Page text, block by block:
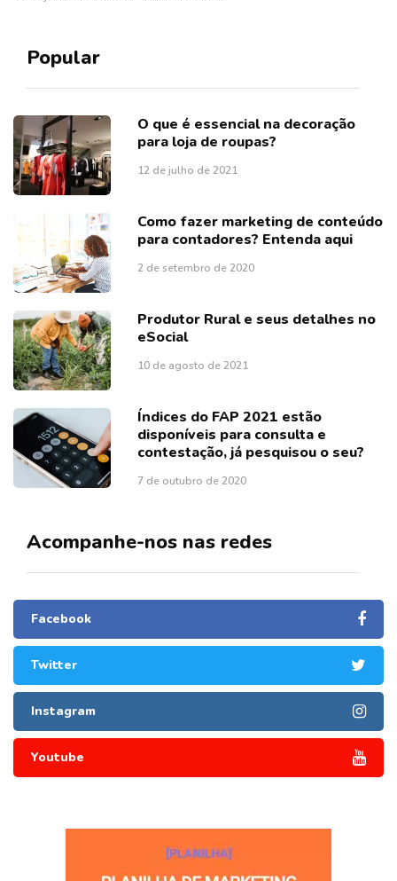
Popular
O que é essencial na decoração
para loja de roupas?
12 de julho de 2021
Como fazer marketing de conteúdo
para contadores? Entenda aqui
2 de setembro de 2020
Produtor Rural e seus detalhes no
eSocial
10 de agosto de 2021
Índices do FAP 2021 estão
disponíveis para consulta e
contestação, já pesquisou o seu?
7 de outubro de 2020
Acompanhe-nos nas redes
Facebook
Twitter
Instagram
Youtube